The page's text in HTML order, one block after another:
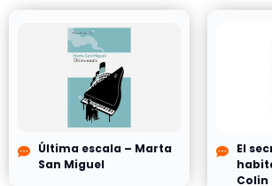
Última escala – Marta
San Miguel
El
Colin